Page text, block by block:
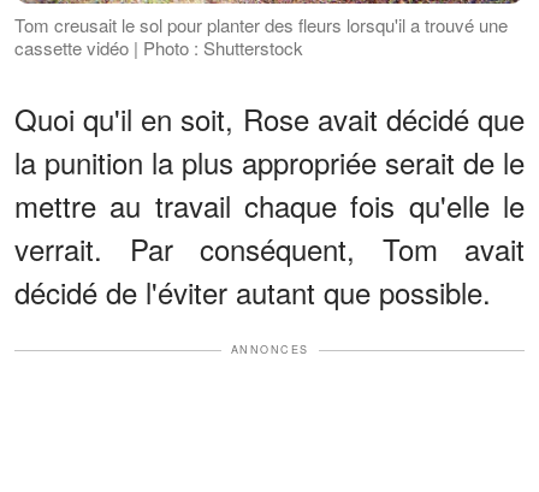
Tom creusait le sol pour planter des fleurs lorsqu'il a trouvé une
cassette vidéo | Photo : Shutterstock
Quoi qu'il en soit, Rose avait décidé que
la punition la plus appropriée serait de le
mettre au travail chaque fois qu'elle le
verrait. Par conséquent, Tom avait
décidé de l'éviter autant que possible.
ANNONCES